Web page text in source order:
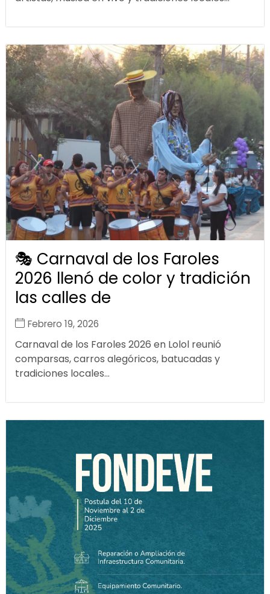
🎭 Carnaval de los Faroles
2026 llenó de color y tradición
las calles de
Febrero 19, 2026
Carnaval de los Faroles 2026 en Lolol reunió
comparsas, carros alegóricos, batucadas y
tradiciones locales...